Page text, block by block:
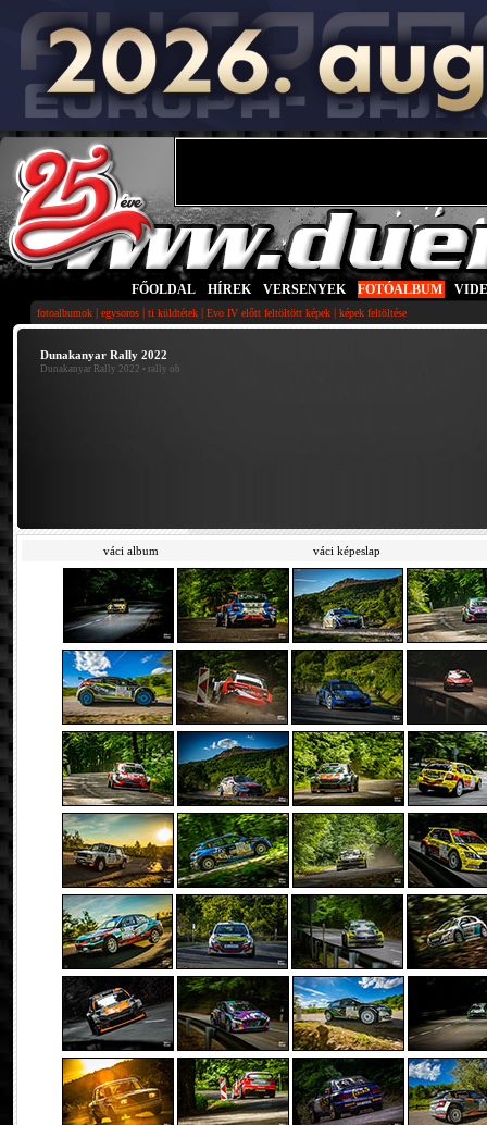
FŐOLDAL HÍREK VERSENYEK FOTÓALBUM
fotoalbumok | egysoros | ti küldtétek | Evo IV előtt feltöltött képek | képek feltöltése
Dunakanyar Rally 2022
Dunakanyar Rally 2022 • rally ob
váci album váci képeslap